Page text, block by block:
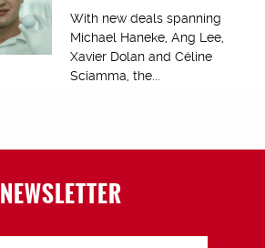
With new deals spanning
Michael Haneke, Ang Lee,
Xavier Dolan and Céline
Sciamma, the...
NEWSLETTER